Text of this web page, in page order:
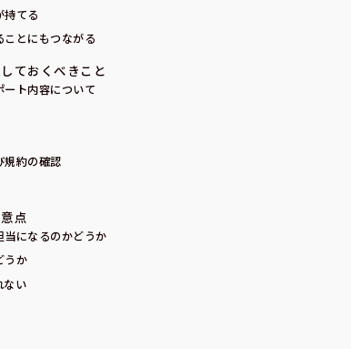
てる
とにもつながる
ておくべきこと
ト内容について
約の確認
点
になるのかどうか
うか
ない